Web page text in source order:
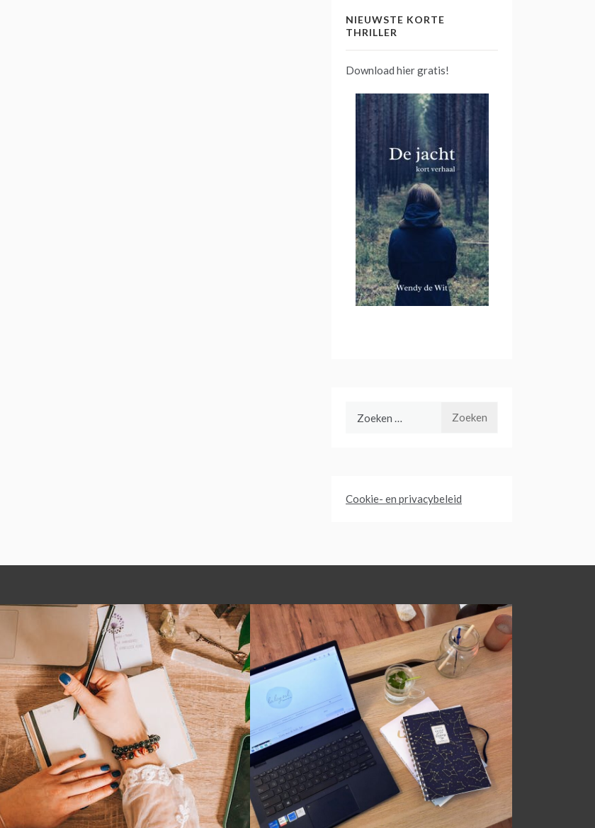
NIEUWSTE KORTE
THRILLER
Download hier gratis!
Cookie- en privacybeleid